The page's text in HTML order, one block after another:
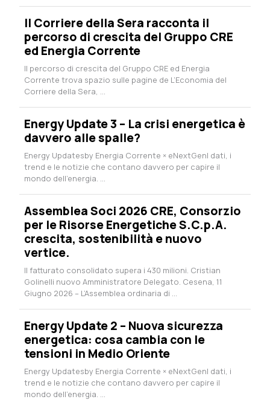
Il Corriere della Sera racconta il
percorso di crescita del Gruppo CRE
ed Energia Corrente
Il percorso di crescita del Gruppo CRE ed Energia
Corrente trova spazio sulle pagine de L’Economia del
Corriere della Sera, ...
Energy Update 3 – La crisi energetica è
davvero alle spalle?
Energy Updatesby Energia Corrente × eNextGenI dati, i
trend e le notizie che contano davvero per capire il
mondo dell’energia. ...
Assemblea Soci 2026 CRE, Consorzio
per le Risorse Energetiche S.C.p.A.
crescita, sostenibilità e nuovo
vertice.
Il fatturato consolidato supera i 430 milioni. Cristian
Golinelli nuovo Amministratore Delegato. Cesena, 11
Giugno 2026 – L’Assemblea ordinaria di ...
Energy Update 2 – Nuova sicurezza
energetica: cosa cambia con le
tensioni in Medio Oriente
Energy Updatesby Energia Corrente × eNextGenI dati, i
trend e le notizie che contano davvero per capire il
mondo dell’energia. ...